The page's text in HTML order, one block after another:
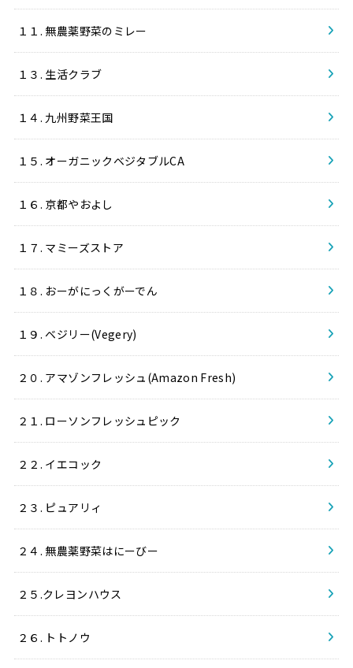
１１. 無農薬野菜のミレー
１３. 生活クラブ
１４. 九州野菜王国
１５. オーガニックベジタブルCA
１６. 京都やおよし
１７. マミーズストア
１８. おーがにっくがーでん
１９. ベジリー(Vegery)
２０. アマゾンフレッシュ(Amazon Fresh)
２１. ローソンフレッシュピック
２２. イエコック
２３. ピュアリィ
２４. 無農薬野菜はにーびー
２５.クレヨンハウス
２６. トトノウ